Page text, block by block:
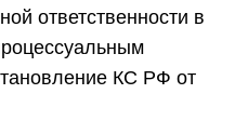
ответственности в
КС РФ от